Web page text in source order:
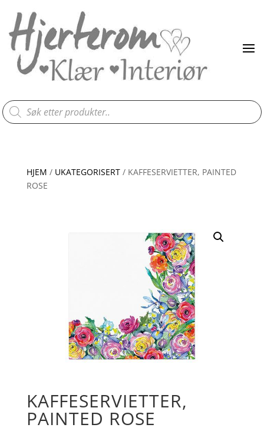
Products
search
HJEM / UKATEGORISERT/ KAFFESERVIETTER, PAINTED
ROSE
KAFFESERVIETTER,
PAINTED ROSE